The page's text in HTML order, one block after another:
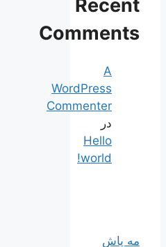
Recent
Comments
A
WordPress
Commenter
در
Hello
world!
مه پاش